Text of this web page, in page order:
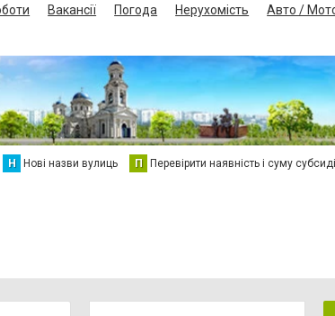
Вакансії Погода Нерухомість Авто /
Н Нові назви вулиць П Перевірити наявність і суму